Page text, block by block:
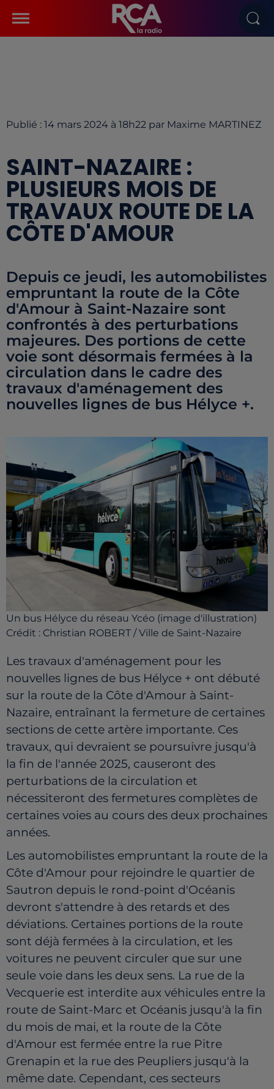
Publié : 14 mars 2024 à 18h22 par Maxime MARTINEZ
SAINT-NAZAIRE :
PLUSIEURS MOIS DE
TRAVAUX ROUTE DE LA
CÔTE D'AMOUR
Depuis ce jeudi, les automobilistes
empruntant la route de la Côte
d'Amour à Saint-Nazaire sont
confrontés à des perturbations
majeures. Des portions de cette
voie sont désormais fermées à la
circulation dans le cadre des
travaux d'aménagement des
nouvelles lignes de bus Hélyce +.
Un bus Hélyce du réseau Ycéo (image d'illustration)
Crédit : Christian ROBERT / Ville de Saint-Nazaire
Les travaux d'aménagement pour les
nouvelles lignes de bus Hélyce + ont débuté
sur la route de la Côte d'Amour à Saint-
Nazaire, entraînant la fermeture de certaines
sections de cette artère importante. Ces
travaux, qui devraient se poursuivre jusqu'à
la fin de l'année 2025, causeront des
perturbations de la circulation et
nécessiteront des fermetures complètes de
certaines voies au cours des deux prochaines
années.
Les automobilistes empruntant la route de la
Côte d'Amour pour rejoindre le quartier de
Sautron depuis le rond-point d'Océanis
devront s'attendre à des retards et des
déviations. Certaines portions de la route
sont déjà fermées à la circulation, et les
voitures ne peuvent circuler que sur une
seule voie dans les deux sens. La rue de la
Vecquerie est interdite aux véhicules entre la
route de Saint-Marc et Océanis jusqu'à la fin
du mois de mai, et la route de la Côte
d'Amour est fermée entre la rue Pitre
Grenapin et la rue des Peupliers jusqu'à la
même date. Cependant, ces secteurs